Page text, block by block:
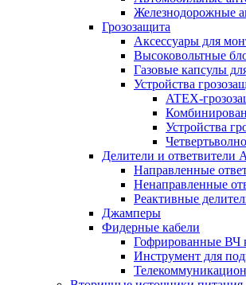
Железнодорожные
Грозозащита
Аксессуары для
Высоковольтные
Газовые капсулы
Устройства
ATEX-
Устройства
Делители и ответвители
Направленные
Ненаправленные
Реактивные
Джамперы
Фидерные кабели
Гофрированные ВЧ
Инструмент для